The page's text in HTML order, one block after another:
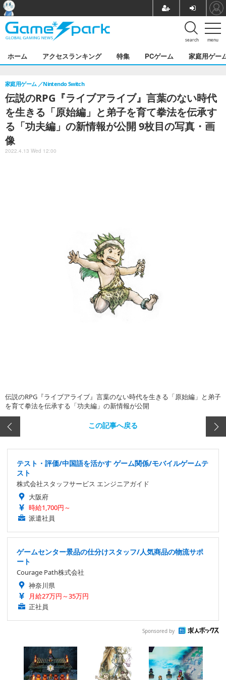
menu
search
ホーム アクセスランキング 特集 PCゲーム 家庭用ゲー
伝説のRPG『ライブアライブ』言葉のない時代
を生きる「原始編」と弟子を育て拳法を伝承す
る「功夫編」の新情報が公開 9枚目の写真・画
像
家庭用ゲーム Nintendo Switch
2022.4.13 Wed 12:00
伝説のRPG『ライブアライブ』言葉のない時代を生きる「原始編」と弟子
を育て拳法を伝承する「功夫編」の新情報が公開
この記事へ戻る
テスト・評価/中国語を活かす ゲーム関係/モバイルゲームテ
スト
株式会社スタッフサービス エンジニアガイド
大阪府
時給1,700円～
派遣社員
ゲームセンター景品の仕分けスタッフ/人気商品の物流サポ
ート
Courage Path株式会社
神奈川県
月給27万円～35万円
正社員
Sponsored by